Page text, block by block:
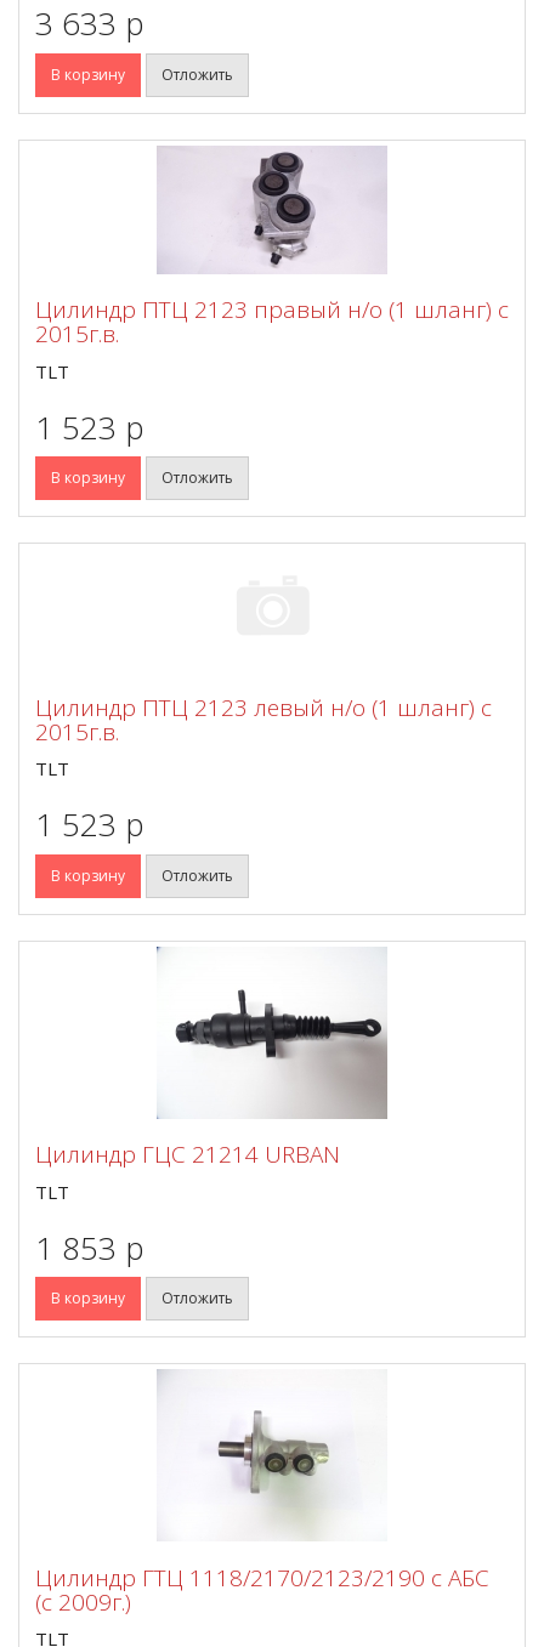
3 633 p
В корзину Отложить
Цилиндр ПТЦ 2123 правый н/о (1 шланг) с
2015г.в.
TLT
1 523 p
В корзину Отложить
Цилиндр ПТЦ 2123 левый н/о (1 шланг) с
2015г.в.
TLT
1 523 p
В корзину Отложить
Цилиндр ГЦС 21214 URBAN
TLT
1 853 p
В корзину Отложить
Цилиндр ГТЦ 1118/2170/2123/2190 с АБС
(с 2009г.)
TLT